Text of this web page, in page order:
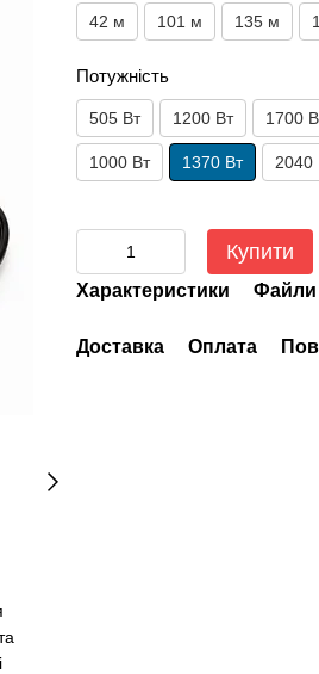
42 м 101 м 135 м
Потужність
505 Вт 1200 Вт 1700
1000 Вт 1370 Вт 2040
Купити
Характеристики Файли
Доставка Оплата